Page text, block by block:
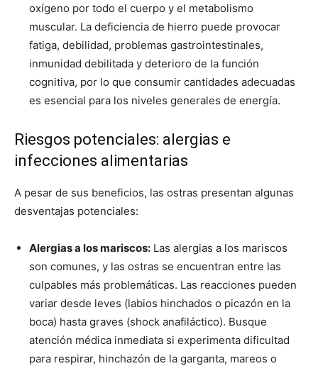
oxígeno por todo el cuerpo y el metabolismo
muscular. La deficiencia de hierro puede provocar
fatiga, debilidad, problemas gastrointestinales,
inmunidad debilitada y deterioro de la función
cognitiva, por lo que consumir cantidades adecuadas
es esencial para los niveles generales de energía.
Riesgos potenciales: alergias e
infecciones alimentarias
A pesar de sus beneficios, las ostras presentan algunas
desventajas potenciales:
Alergias a los mariscos: Las alergias a los mariscos
son comunes, y las ostras se encuentran entre las
culpables más problemáticas. Las reacciones pueden
variar desde leves (labios hinchados o picazón en la
boca) hasta graves (shock anafiláctico). Busque
atención médica inmediata si experimenta dificultad
para respirar, hinchazón de la garganta, mareos o